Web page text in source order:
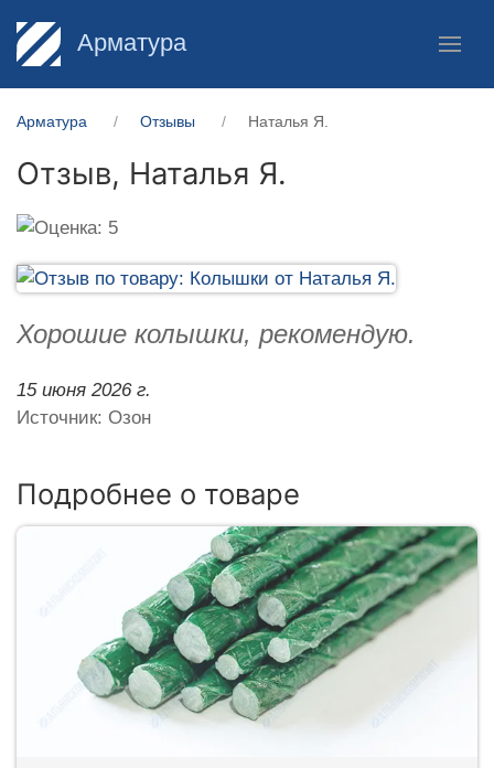
Арматура
Арматура Отзывы Наталья Я.
Отзыв, Наталья Я.
Хорошие колышки, рекомендую.
15 июня 2026 г.
Источник: Озон
Подробнее о товаре